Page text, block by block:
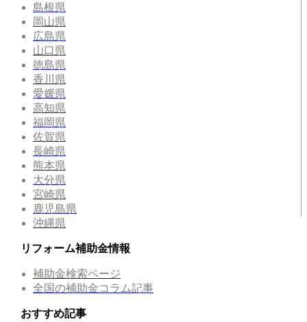
島根県
岡山県
広島県
山口県
徳島県
香川県
愛媛県
高知県
福岡県
佐賀県
長崎県
熊本県
大分県
宮崎県
鹿児島県
沖縄県
リフォーム補助金情報
補助金検索ページ
全国の補助金コラム記事
おすすめ記事